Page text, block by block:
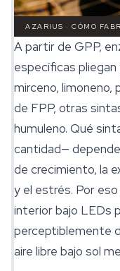
AZARIUS · CÓMO
A partir de GPP,
específicas pliegan
mirceno, limoneno,
de FPP, otras
humuleno. Qué
cantidad—
de crecimiento, la
y el estrés. Por
interior bajo LEDs
perceptiblemente
aire libre bajo sol